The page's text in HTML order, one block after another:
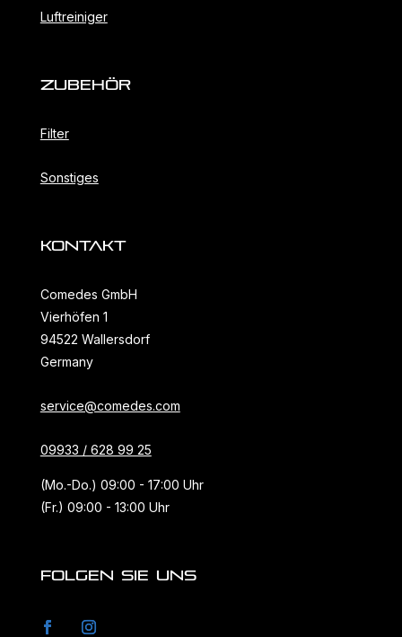
Luftreiniger
ZubehöR
Filter
Sonstiges
KONTAKT
Comedes GmbH
Vierhöfen 1
94522 Wallersdorf
Germany
service@comedes.com
09933 / 628 99 25
(Mo.-Do.) 09:00 - 17:00 Uhr
(Fr.) 09:00 - 13:00 Uhr
FOLGEN SIE UNS